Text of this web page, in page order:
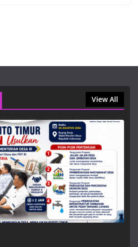
Usulan Program Strategis Bupati
M. Yamin untuk Barito Timur
6 Agustus, 2026, 9:53 am
View All